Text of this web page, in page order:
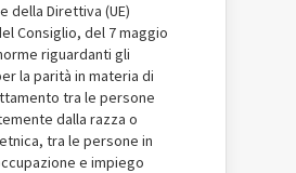
della Direttiva (UE)
Consiglio, del 7 maggio
riguardanti gli
la parità in materia di
tra le persone
dalla razza o
tra le persone in
e impiego